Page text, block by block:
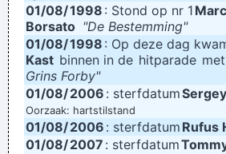
01/08/1998 : Stond op nr 1
Borsato "De Bestemming"
01/08/1998 : Op deze dag
Kast binnen in de hitparade met
Grins Forby"
01/08/2006 : sterfdatum
Oorzaak: hartstilstand
01/08/2006 : sterfdatum Rufus
01/08/2007 : sterfdatum